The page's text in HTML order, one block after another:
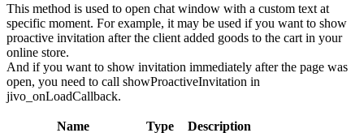
This method is used to open chat window with a custom text at
specific moment. For example, it may be used if you want to show
proactive invitation after the client added goods to the cart in your
online store.
And if you want to show invitation immediately after the page was
open, you need to call showProactiveInvitation in
jivo_onLoadCallback.
Name Type
Description